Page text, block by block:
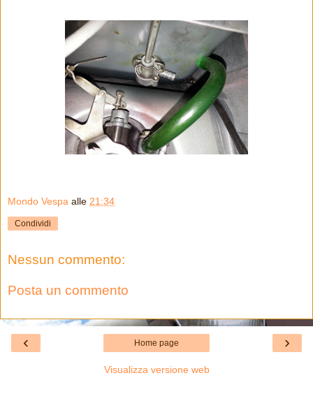
Mondo Vespa alle 21:34
Condividi
Nessun commento:
Posta un commento
‹ ›
Home page
Visualizza versione web